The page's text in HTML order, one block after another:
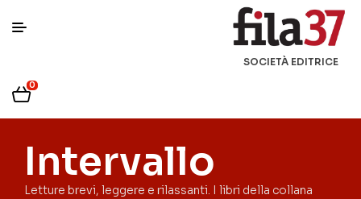
SOCIETÀ EDITRICE
0
Intervallo
Letture brevi, leggere e rilassanti. I libri della collana